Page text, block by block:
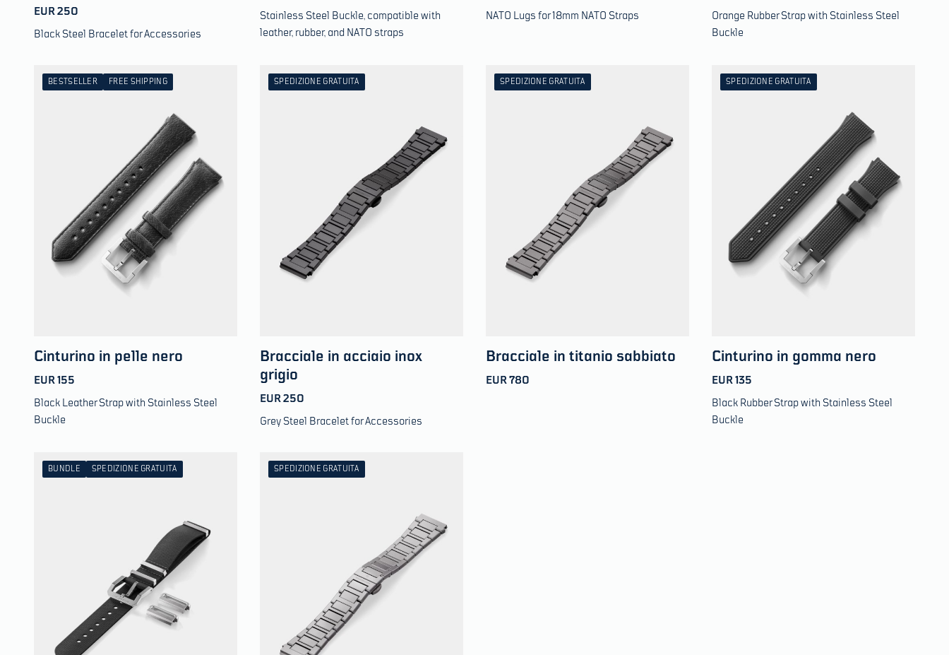
EUR 250
Black Steel Bracelet for Accessories
Stainless Steel Buckle, compatible with
leather, rubber, and NATO straps
NATO Lugs for 18mm NATO Straps
Orange Rubber Strap with Stainless Steel
Buckle
BESTSELLER FREE SHIPPING
Cinturino in pelle nero
EUR 155
Black Leather Strap with Stainless Steel
Buckle
SPEDIZIONE GRATUITA
Bracciale in acciaio inox
grigio
EUR 250
Grey Steel Bracelet for Accessories
SPEDIZIONE GRATUITA
Bracciale in titanio sabbiato
EUR 780
SPEDIZIONE GRATUITA
Cinturino in gomma nero
EUR 135
Black Rubber Strap with Stainless Steel
Buckle
BUNDLE SPEDIZIONE GRATUITA SPEDIZIONE GRATUITA